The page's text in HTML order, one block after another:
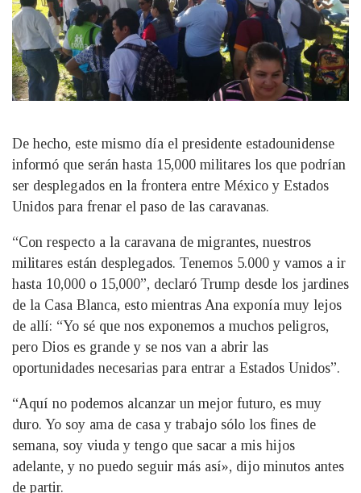
De hecho, este mismo día el presidente estadounidense
informó que serán hasta 15,000 militares los que podrían
ser desplegados en la frontera entre México y Estados
Unidos para frenar el paso de las caravanas.
“Con respecto a la caravana de migrantes, nuestros
militares están desplegados. Tenemos 5.000 y vamos a ir
hasta 10,000 o 15,000”, declaró Trump desde los jardines
de la Casa Blanca, esto mientras Ana exponía muy lejos
de allí: “Yo sé que nos exponemos a muchos peligros,
pero Dios es grande y se nos van a abrir las
oportunidades necesarias para entrar a Estados Unidos”.
“Aquí no podemos alcanzar un mejor futuro, es muy
duro. Yo soy ama de casa y trabajo sólo los fines de
semana, soy viuda y tengo que sacar a mis hijos
adelante, y no puedo seguir más así», dijo minutos antes
de partir.